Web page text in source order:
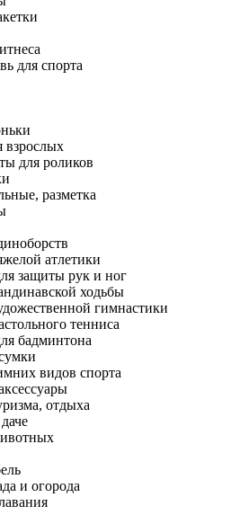
для спорта
взрослых
для роликов
разметка
атлетики
защиты рук и ног
ходьбы
гимнастики
тенниса
бадминтона
видов спорта
отдыха
и огорода